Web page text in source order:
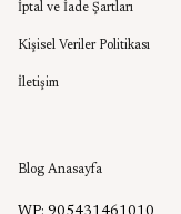
İptal ve İade Şartları
Kişisel Veriler Politikası
İletişim
Blog Anasayfa